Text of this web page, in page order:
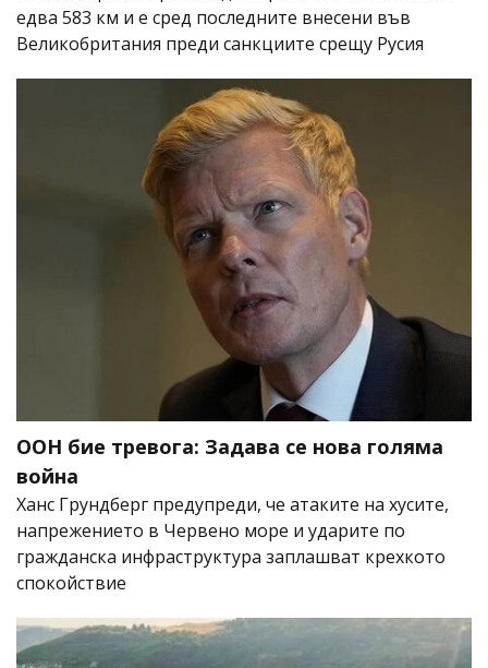
едва 583 км и е сред последните внесени във
Великобритания преди санкциите срещу Русия
ООН бие тревога: Задава се нова голяма
война
Ханс Грундберг предупреди, че атаките на хусите,
напрежението в Червено море и ударите по
гражданска инфраструктура заплашват крехкото
спокойствие